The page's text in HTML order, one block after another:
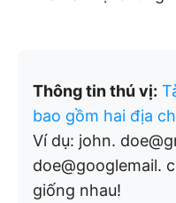
Thông tin thú vị:
bao gồm hai địa
Ví dụ: john.
doe@googlemail.
giống nhau!